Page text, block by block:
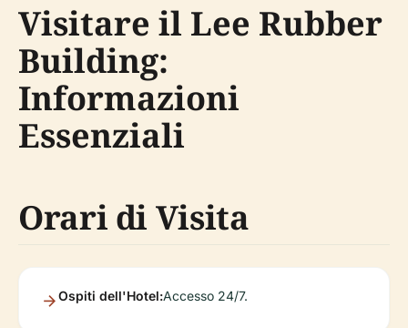
Visitare il Lee Rubber
Building:
Informazioni
Essenziali
Orari di Visita
Ospiti dell'Hotel:Accesso 24/7.